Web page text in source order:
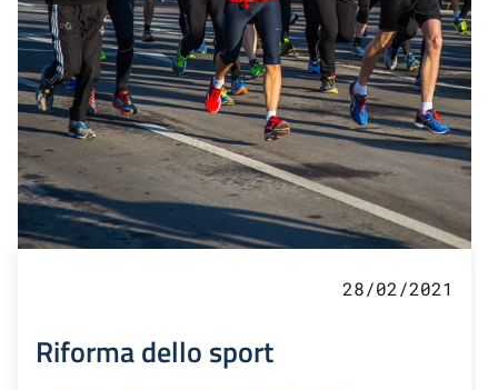
28/02/2021
Riforma dello sport